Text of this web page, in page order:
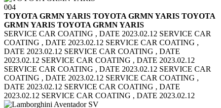
004
TOYOTA GRMN YARIS TOYOTA GRMN YARIS TOYOTA
GRMN YARIS TOYOTA GRMN YARIS
SERVICE CAR COATING , DATE 2023.02.12 SERVICE CAR
COATING , DATE 2023.02.12 SERVICE CAR COATING ,
DATE 2023.02.12 SERVICE CAR COATING , DATE
2023.02.12 SERVICE CAR COATING , DATE 2023.02.12
SERVICE CAR COATING , DATE 2023.02.12 SERVICE CAR
COATING , DATE 2023.02.12 SERVICE CAR COATING ,
DATE 2023.02.12 SERVICE CAR COATING , DATE
2023.02.12 SERVICE CAR COATING , DATE 2023.02.12